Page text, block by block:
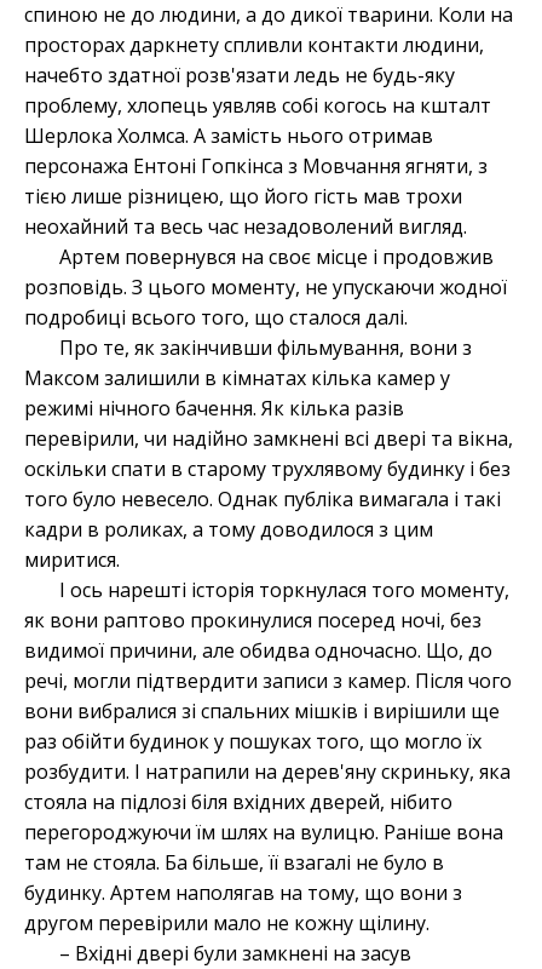
спиною не до людини, а до дикої тварини. Коли на
просторах даркнету спливли контакти людини,
начебто здатної розв'язати ледь не будь-яку
проблему, хлопець уявляв собі когось на кшталт
Шерлока Холмса. А замість нього отримав
персонажа Ентоні Гопкінса з Мовчання ягняти, з
тією лише різницею, що його гість мав трохи
неохайний та весь час незадоволений вигляд.
Артем повернувся на своє місце і продовжив
розповідь. З цього моменту, не упускаючи жодної
подробиці всього того, що сталося далі.
Про те, як закінчивши фільмування, вони з
Максом залишили в кімнатах кілька камер у
режимі нічного бачення. Як кілька разів
перевірили, чи надійно замкнені всі двері та вікна,
оскільки спати в старому трухлявому будинку і без
того було невесело. Однак публіка вимагала і такі
кадри в роликах, а тому доводилося з цим
миритися.
І ось нарешті історія торкнулася того моменту,
як вони раптово прокинулися посеред ночі, без
видимої причини, але обидва одночасно. Що, до
речі, могли підтвердити записи з камер. Після чого
вони вибралися зі спальних мішків і вирішили ще
раз обійти будинок у пошуках того, що могло їх
розбудити. І натрапили на дерев'яну скриньку, яка
стояла на підлозі біля вхідних дверей, нібито
перегороджуючи їм шлях на вулицю. Раніше вона
там не стояла. Ба більше, її взагалі не було в
будинку. Артем наполягав на тому, що вони з
другом перевірили мало не кожну щілину.
– Вхідні двері були замкнені на засув